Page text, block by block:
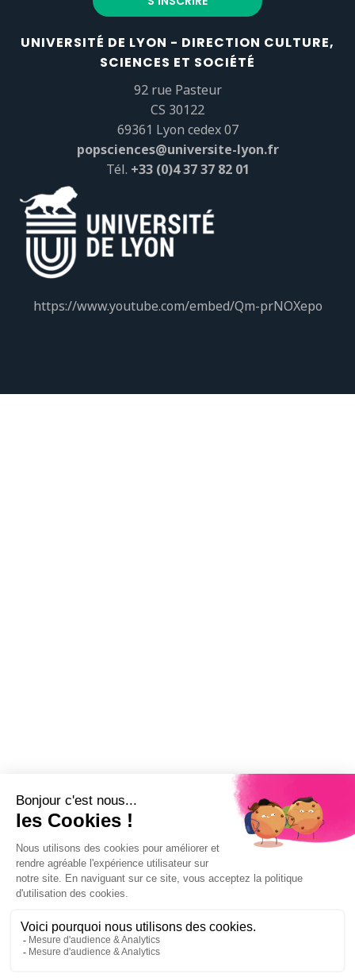
UNIVERSITÉ DE LYON - DIRECTION CULTURE,
SCIENCES ET SOCIÉTÉ
92 rue Pasteur
CS 30122
69361 Lyon cedex 07
popsciences@universite-lyon.fr
Tél. +33 (0)4 37 37 82 01
https://www.youtube.com/embed/Qm-prNOXepo